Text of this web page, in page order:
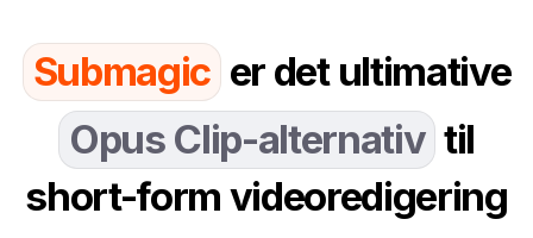
Submagic er det ultimative
Opus Clip-alternativ til
short-form videoredigering